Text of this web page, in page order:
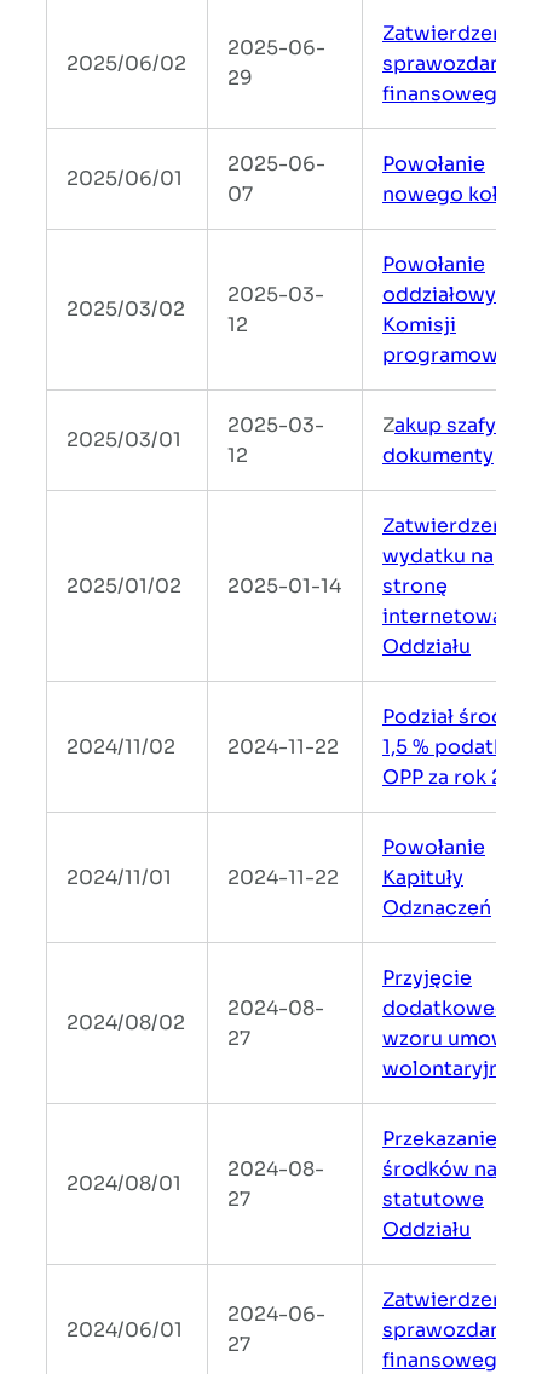
2025/06/02
2025-06-
29
Zatwierdzenie
sprawozdania
finansowego
2025/06/01
2025-06-
07
Powołanie
nowego koła
2025/03/02
2025-03-
12
Powołanie
oddziałowych
Komisji
programowych
2025/03/01
2025-03-
12
Zakup szafy na
dokumenty
2025/01/02 2025-01-14
Zatwierdzenie
wydatku na
stronę
internetową
Oddziału
2024/11/02 2024-11-22
Podział
1,5 % podatku
OPP za rok 2023
2024/11/01 2024-11-22
Powołanie
Kapituły
Odznaczeń
2024/08/02
2024-08-
27
Przyjęcie
dodatkowego
wzoru umowy
wolontaryjnej
2024/08/01
2024-08-
27
Przekazanie
środków na
statutowe
Oddziału
2024/06/01
2024-06-
27
Zatwierdzenie
sprawozdania
finansowego